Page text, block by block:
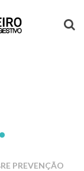
PREVENÇÃO